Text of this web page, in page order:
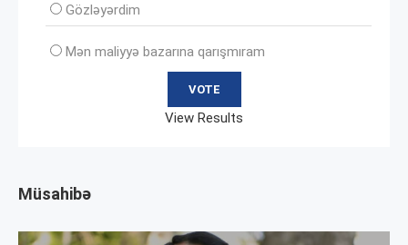
Gözləyərdim
Mən maliyyə bazarına qarışmıram
View Results
Müsahibə